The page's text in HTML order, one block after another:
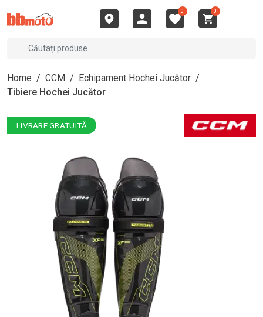
0 0
Home / CCM / Echipament Hochei Jucător /
Tibiere Hochei Jucător
LIVRARE GRATUITĂ